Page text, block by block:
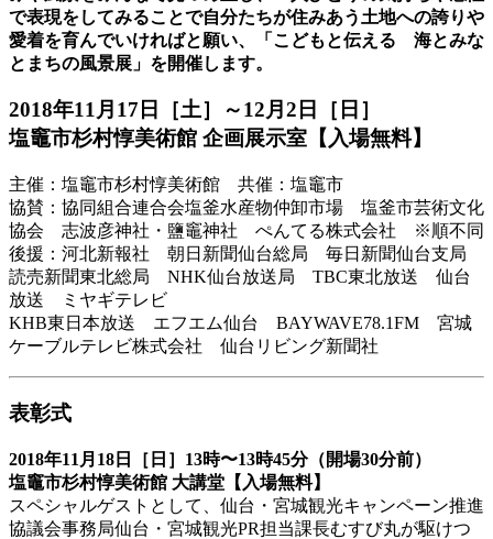
で表現をしてみることで自分たちが住みあう土地への誇りや
愛着を育んでいければと願い、「こどもと伝える 海とみな
とまちの風景展」を開催します。
2018年11月17日［土］～12月2日［日］
塩竈市杉村惇美術館 企画展示室【入場無料】
主催：塩竈市杉村惇美術館 共催：塩竈市
協賛：協同組合連合会塩釜水産物仲卸市場 塩釜市芸術文化
協会 志波彦神社・鹽竈神社 ぺんてる株式会社 ※順不同
後援：河北新報社 朝日新聞仙台総局 毎日新聞仙台支局
読売新聞東北総局 NHK仙台放送局 TBC東北放送 仙台
放送 ミヤギテレビ
KHB東日本放送 エフエム仙台 BAYWAVE78.1FM 宮城
ケーブルテレビ株式会社 仙台リビング新聞社
表彰式
2018年11月18日［日］13時〜13時45分（開場30分前）
塩竈市杉村惇美術館 大講堂【入場無料】
スペシャルゲストとして、仙台・宮城観光キャンペーン推進
協議会事務局仙台・宮城観光PR担当課長むすび丸が駆けつ